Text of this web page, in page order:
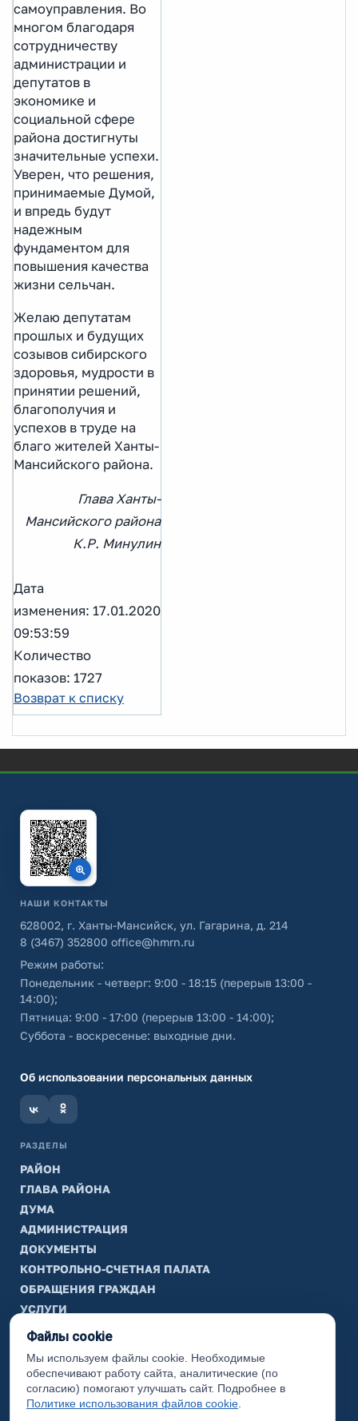
самоуправления. Во
многом благодаря
сотрудничеству
администрации и
депутатов в
экономике и
социальной сфере
района достигнуты
значительные успехи.
Уверен, что решения,
принимаемые Думой,
и впредь будут
надежным
фундаментом для
повышения качества
жизни сельчан.
Желаю депутатам
прошлых и будущих
созывов сибирского
здоровья, мудрости в
принятии решений,
благополучия и
успехов в труде на
благо жителей Ханты-
Мансийского района.
Глава Ханты-
Мансийского района
К.Р. Минулин
Дата
изменения: 17.01.2020
09:53:59
Количество
показов: 1727
Возврат к списку
НАШИ КОНТАКТЫ
628002, г. Ханты-Мансийск, ул. Гагарина, д. 214
8 (3467) 352800 office@hmrn.ru
Режим работы:
Понедельник - четверг: 9:00 - 18:15 (перерыв 13:00 -
14:00);
Пятница: 9:00 - 17:00 (перерыв 13:00 - 14:00);
Суббота - воскресенье: выходные дни.
Об использовании персональных данных
РАЗДЕЛЫ
РАЙОН
ГЛАВА РАЙОНА
ДУМА
АДМИНИСТРАЦИЯ
ДОКУМЕНТЫ
КОНТРОЛЬНО-СЧЕТНАЯ ПАЛАТА
ОБРАЩЕНИЯ ГРАЖДАН
УСЛУГИ
ТИК
ИНФОРМАЦИЯ
Законодательная карта
Карта сайта
Файлы cookie
Мы используем файлы cookie. Необходимые
обеспечивают работу сайта, аналитические (по
согласию) помогают улучшать сайт. Подробнее в
Политике использования файлов cookie